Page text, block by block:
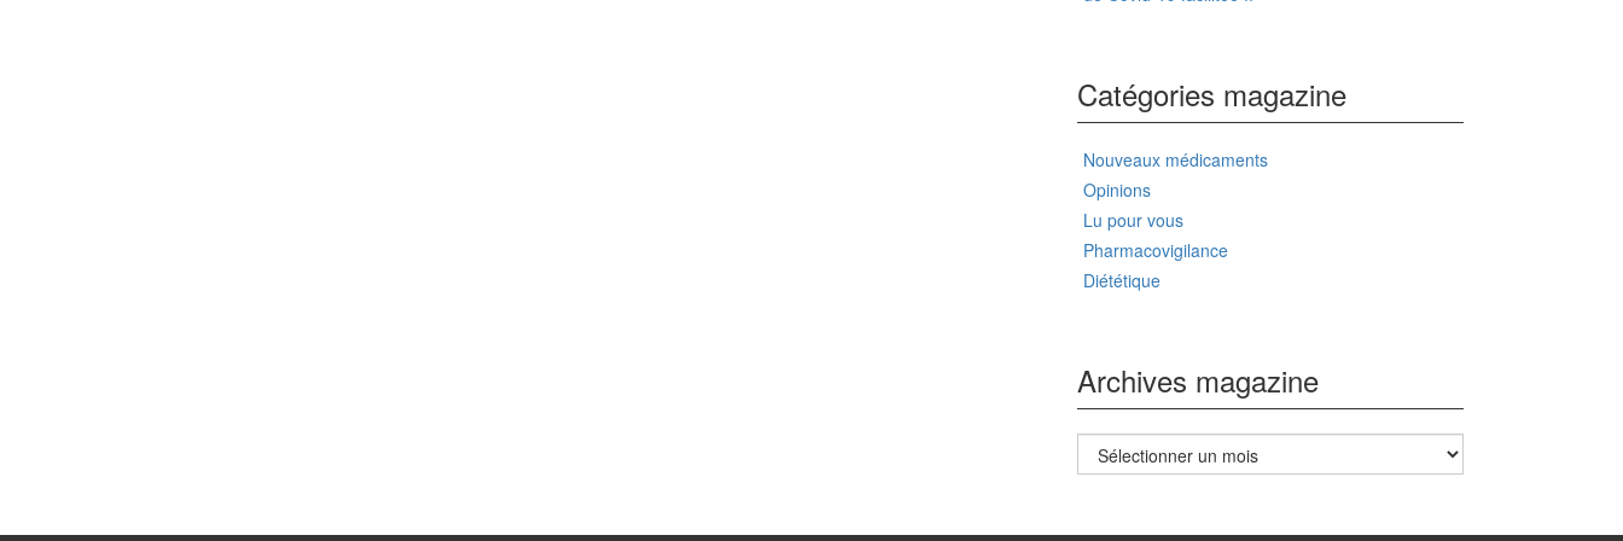
Catégories magazine
Nouveaux médicaments
Opinions
Lu pour vous
Pharmacovigilance
Diététique
Archives magazine
Archives
magazine